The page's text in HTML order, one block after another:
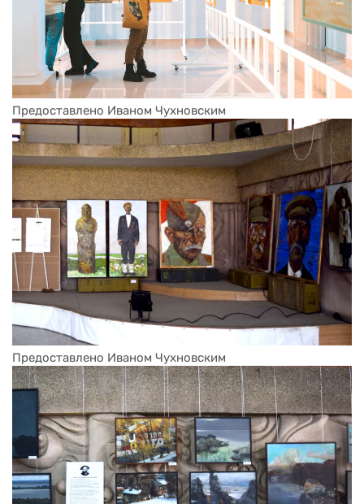
Предоставлено Иваном Чухновским
Предоставлено Иваном Чухновским